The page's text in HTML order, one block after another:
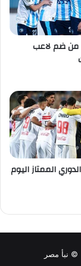
من ضم لاعب
الممتاز اليوم